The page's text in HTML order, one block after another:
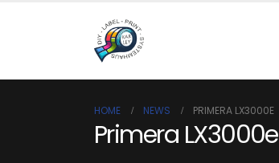
HOME NEWS PRIMERA LX3000E
Primera LX3000e